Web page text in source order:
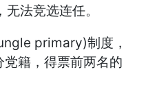
法竞选连任。
primary)制度，
籍，得票前两名的